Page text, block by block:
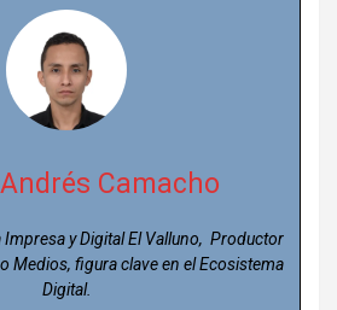
Camacho
Impresa y Digital El Valluno, Productor
Medios, figura clave en el Ecosistema
Digital.